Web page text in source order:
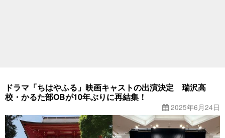
ドラマ「ちはやふる」映画キャストの出演決定 瑞沢高
校・かるた部OBが10年ぶりに再結集！
2025年6月24日